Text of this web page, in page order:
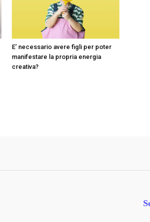
E’ necessario avere figli per poter
manifestare la propria energia
creativa?